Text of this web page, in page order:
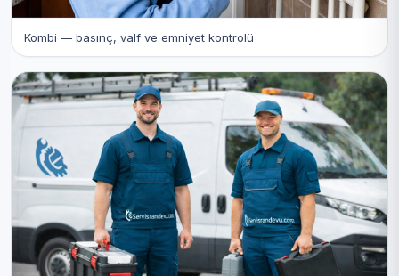
Kombi — basınç, valf ve emniyet kontrolü